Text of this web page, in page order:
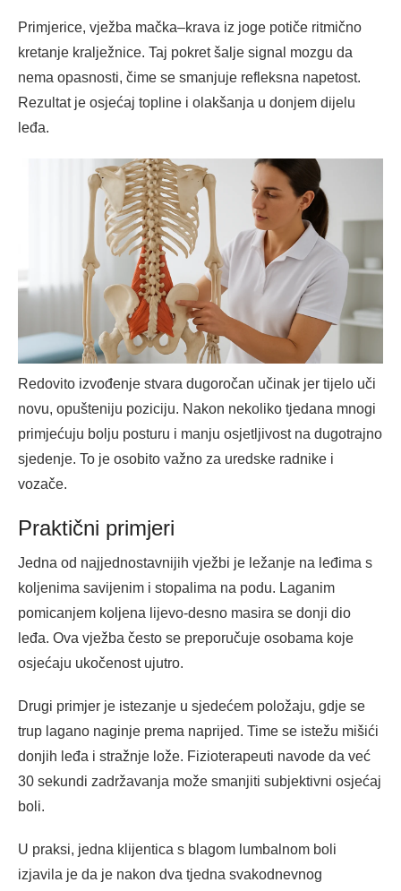
Primjerice, vježba mačka–krava iz joge potiče ritmično
kretanje kralježnice. Taj pokret šalje signal mozgu da
nema opasnosti, čime se smanjuje refleksna napetost.
Rezultat je osjećaj topline i olakšanja u donjem dijelu
leđa.
Redovito izvođenje stvara dugoročan učinak jer tijelo uči
novu, opušteniju poziciju. Nakon nekoliko tjedana mnogi
primjećuju bolju posturu i manju osjetljivost na dugotrajno
sjedenje. To je osobito važno za uredske radnike i
vozače.
Praktični primjeri
Jedna od najjednostavnijih vježbi je ležanje na leđima s
koljenima savijenim i stopalima na podu. Laganim
pomicanjem koljena lijevo-desno masira se donji dio
leđa. Ova vježba često se preporučuje osobama koje
osjećaju ukočenost ujutro.
Drugi primjer je istezanje u sjedećem položaju, gdje se
trup lagano naginje prema naprijed. Time se istežu mišići
donjih leđa i stražnje lože. Fizioterapeuti navode da već
30 sekundi zadržavanja može smanjiti subjektivni osjećaj
boli.
U praksi, jedna klijentica s blagom lumbalnom boli
izjavila je da je nakon dva tjedna svakodnevnog